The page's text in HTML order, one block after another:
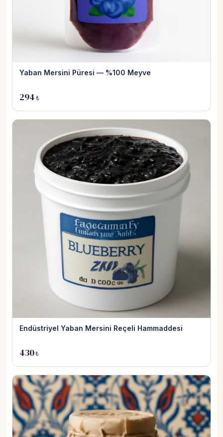
Yaban Mersini Püresi — %100 Meyve
294 ₺
Endüstriyel Yaban Mersini Reçeli Hammaddesi
430₺